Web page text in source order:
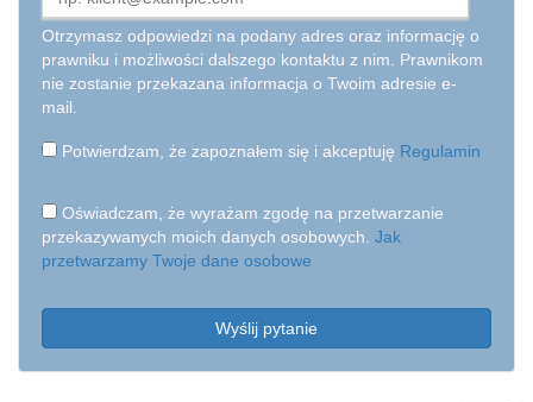
Otrzymasz odpowiedzi na podany adres oraz informację o
prawniku i możliwości dalszego kontaktu z nim. Prawnikom
nie zostanie przekazana informacja o Twoim adresie e-
mail.
Potwierdzam, że zapoznałem się i akceptuję Regulamin
Oświadczam, że wyrażam zgodę na przetwarzanie
przekazywanych moich danych osobowych. Jak
przetwarzamy Twoje dane osobowe
Wyślij pytanie